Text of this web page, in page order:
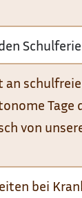
Tage
von
bei